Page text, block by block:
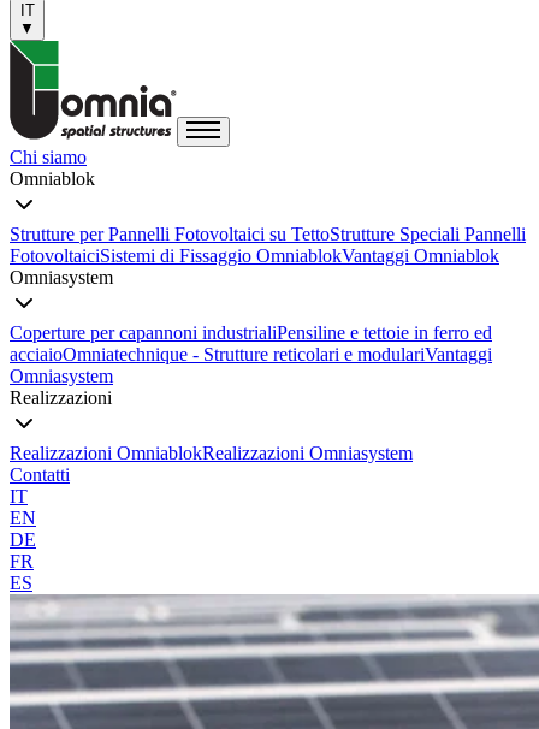
IT
▼
Chi siamo
Omniablok
Strutture per Pannelli Fotovoltaici su TettoStrutture Speciali Pannelli
FotovoltaiciSistemi di Fissaggio OmniablokVantaggi Omniablok
Omniasystem
Coperture per capannoni industrialiPensiline e tettoie in ferro ed
acciaioOmniatechnique - Strutture reticolari e modulariVantaggi
Omniasystem
Realizzazioni
Realizzazioni OmniablokRealizzazioni Omniasystem
Contatti
IT
EN
DE
FR
ES